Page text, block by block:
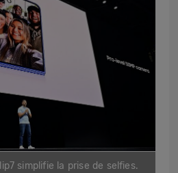
simplifie la prise de selfies.